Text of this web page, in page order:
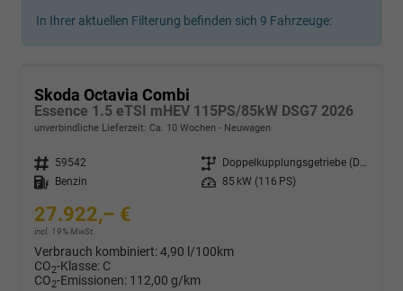
In Ihrer aktuellen Filterung befinden sich 9 Fahrzeuge:
Skoda Octavia Combi
Essence 1.5 eTSI mHEV 115PS/85kW DSG7 2026
unverbindliche Lieferzeit: Ca. 10 Wochen Neuwagen
Fahrzeugnr. 59542 Getriebe
Doppelkupplungsgetriebe (DSG)
Kraftstoff
Benzin Leistung 85 kW (116 PS)
27.922,– €
incl. 19% MwSt.
Verbrauch kombiniert:4,90 l/100km
CO2-Klasse: C
CO2-Emissionen: 112,00 g/km